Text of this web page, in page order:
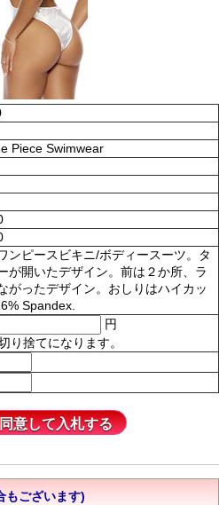
Piece Swimwear
ンピースビキニ/ボディースーツ。タ
が開いたデザイン。前は２か所、ラ
がったデザイン。おしりはハイカッ
Spandex.
円
り捨てになります。
もございます)